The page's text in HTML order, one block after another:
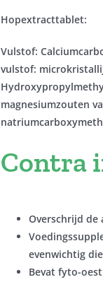
Hopextracttablet:
Vulstof:
vulstof:
magnesiumzouten
Contra
Overschrijd de
evenwichtig
Bevat fyto-